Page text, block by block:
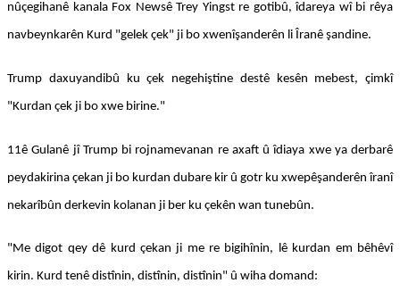
nûçegihanê kanala Fox Newsê Trey Yingst re gotibû, îdareya wî bi rêya
navbeynkarên Kurd "gelek çek" ji bo xwenîşanderên li Îranê şandine.
Trump daxuyandibû ku çek negehiştine destê kesên mebest, çimkî
"Kurdan çek ji bo xwe birine."
11ê Gulanê jî Trump bi rojnamevanan re axaft û îdiaya xwe ya derbarê
peydakirina çekan ji bo kurdan dubare kir û gotr ku xwepêşanderên îranî
nekarîbûn derkevin kolanan ji ber ku çekên wan tunebûn.
"Me digot qey dê kurd çekan ji me re bigihînin, lê kurdan em bêhêvî
kirin. Kurd tenê distînin, distînin, distînin" û wiha domand: